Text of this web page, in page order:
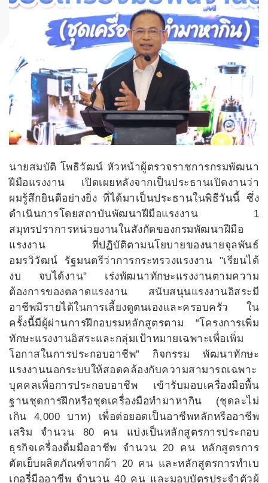
นายสมบัติ โพธิวัฒน์ หัวหน้าผู้ตรวจราชการกรมพัฒนา
ฝีมือแรงงาน เปิดเผยหลังจากเป็นประธานเปิดงานว่า
ผมรู้สึกยินดีอย่างยิ่ง ที่ได้มาเป็นประธานในพิธีวันนี้ ซึ่ง
ดำเนินการโดยสถาบันพัฒนาฝีมือแรงงาน 1
สมุทรปราการหน่วยงานในสังกัดของกรมพัฒนาฝีมือ
แรงงาน ที่ปฏิบัติตามนโยบายของนายจุลพันธ์
อมรวิวัฒน์ รัฐมนตรีว่าการกระทรวงแรงงาน "เรียนได้
งบ จบได้งาน" เร่งพัฒนาทักษะแรงงานตามความ
ต้องการของตลาดแรงงาน สนับสนุนแรงงานอิสระมี
อาชีพมีรายได้ในการเลี้ยงดูตนเองและครอบครัว ใน
ครั้งนี้มีผู้ผ่านการฝึกอบรมหลักสูตรตาม “โครงการเพิ่ม
ทักษะแรงงานอิสระและกลุ่มเป้าหมายเฉพาะเพื่อเพิ่ม
โอกาสในการประกอบอาชีพ” กิจกรรม พัฒนาทักษะ
แรงงานนอกระบบให้สอดคล้องกับความสามารถเฉพาะ
บุคคลเพื่อการประกอบอาชีพ เข้ารับมอบเครื่องมือพื้น
ฐานชุดการฝึกหรือชุดเครื่องมือทำมาหากิน (ชุดละไม่
เกิน 4,000 บาท) เพื่อต่อยอดเป็นอาชีพหลักหรืออาชีพ
เสริม จำนวน 80 คน แบ่งเป็นหลักสูตรการประกอบ
ธุรกิจเครื่องดื่มมืออาชีพ จำนวน 20 คน หลักสูตรการ
ตัดเย็บผลิตภัณฑ์จากผ้า 20 คน และหลักสูตรการทำเบ
เกอรี่มืออาชีพ จำนวน 40 คน และมอบบัตรประจำตัวผู้